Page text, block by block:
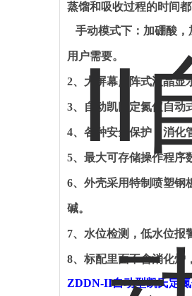
蒸馏和吸收过程的时间
手动模式下：加硼酸
用户需要。
2、大屏幕点阵式液晶显
3、自动凯氏定氮仪自动
4、各种安全保护：消化
5、最大可存储操作程序
6、外壳采用特制喷塑钢
碱。
7、水位检测，低水位报
8、标配里面不含消化炉
ZDDN-II自动型凯氏定